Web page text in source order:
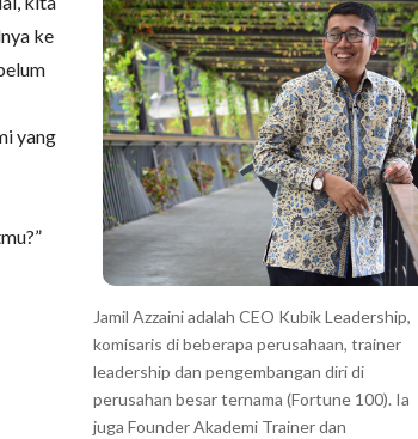
ke
yang
Jamil Azzaini adalah CEO Kubik Leadership,
komisaris di beberapa perusahaan, trainer
leadership dan pengembangan diri di
perusahan besar ternama (Fortune 100). Ia
juga Founder Akademi Trainer dan